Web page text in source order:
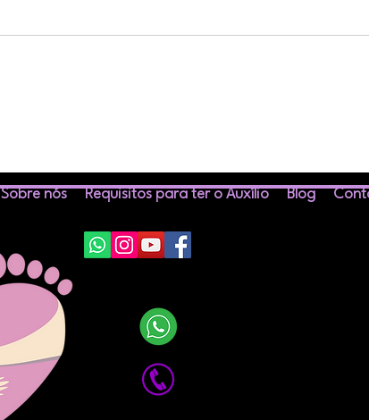
Você pode reivindicar o
AUXÓLIO MATERNIDADE!
Sobre nós Requisitos para ter o Auxílio Blog